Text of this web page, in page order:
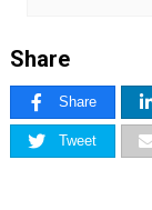
Share
Share
Tweet